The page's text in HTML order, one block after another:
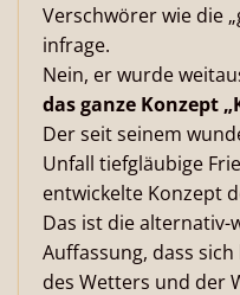
Verschwörer wie die
infrage.
Nein, er wurde
das ganze Konzept
Der seit seinem
Unfall tiefgläubige
entwickelte Konzept
Das ist die alternativ-
Auffassung, dass
des Wetters und der